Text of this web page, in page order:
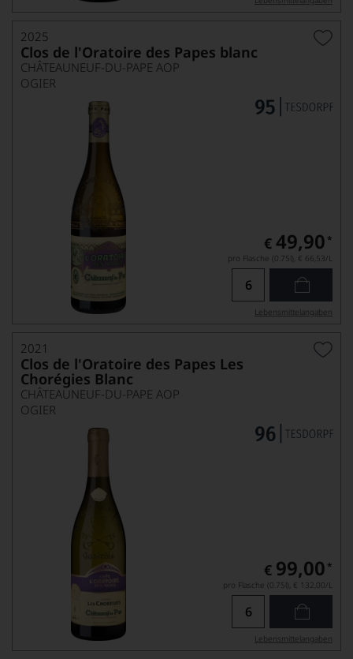
2025
Clos de l'Oratoire des Papes blanc
CHÂTEAUNEUF-DU-PAPE AOP
OGIER
€ 49,90 *
pro Flasche (0.75l), € 66,53/L
Lebensmittel­angaben
2021
Clos de l'Oratoire des Papes Les
Chorégies Blanc
CHÂTEAUNEUF-DU-PAPE AOP
OGIER
€ 99,00 *
pro Flasche (0.75l), € 132,00/L
Lebensmittel­angaben